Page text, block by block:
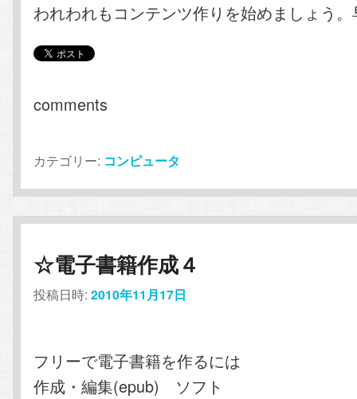
われわれもコンテンツ作りを始めましょう
comments
カテゴリー: コンピュータ
☆電子書籍作成４
投稿日時:2010年11月17日
フリーで電子書籍を作るには
作成・編集(epub) ソフト